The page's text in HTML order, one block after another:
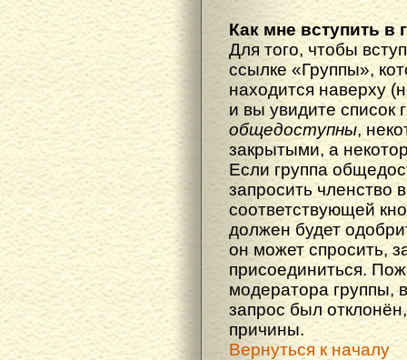
Как мне вступить в
Для того, чтобы
ссылке «Группы»,
находится наверху
и вы увидите список
общедоступны,
закрытыми, а
Если группа
запросить членство
соответствующей
должен будет
он может спросить,
присоединиться.
модератора группы,
запрос был
причины.
Вернуться к началу